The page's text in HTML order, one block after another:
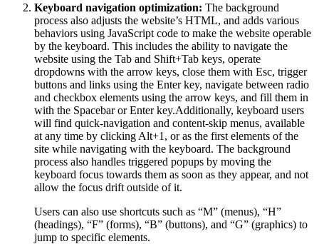
Keyboard navigation optimization: The background
process also adjusts the website’s HTML, and adds various
behaviors using JavaScript code to make the website operable
by the keyboard. This includes the ability to navigate the
website using the Tab and Shift+Tab keys, operate
dropdowns with the arrow keys, close them with Esc, trigger
buttons and links using the Enter key, navigate between radio
and checkbox elements using the arrow keys, and fill them in
with the Spacebar or Enter key.Additionally, keyboard users
will find quick-navigation and content-skip menus, available
at any time by clicking Alt+1, or as the first elements of the
site while navigating with the keyboard. The background
process also handles triggered popups by moving the
keyboard focus towards them as soon as they appear, and not
allow the focus drift outside of it.
Users can also use shortcuts such as “M” (menus), “H”
(headings), “F” (forms), “B” (buttons), and “G” (graphics) to
jump to specific elements.